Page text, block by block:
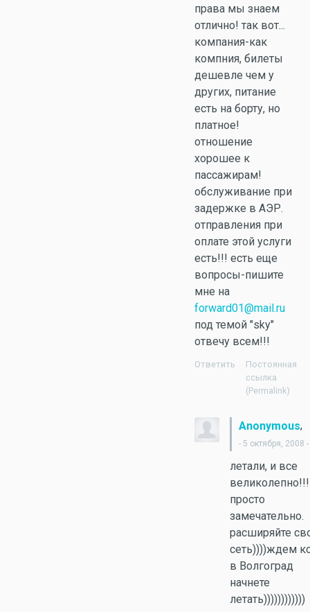
права мы знаем
отлично! так вот...
компания-как
компния, билеты
дешевле чем у
других, питание
есть на борту, но
платное!
отношение
хорошее к
пассажирам!
обслуживание при
задержке в АЭР.
отправления при
оплате этой услуги
есть!!! есть еще
вопросы-пишите
мне на
forward01@mail.ru
под темой "sky"
отвечу всем!!!
Ответить
Постоянная
ссылка
(Permalink)
Anonymous,
- 5 октября, 2008
летали, и все
просто
замечательно.
расширяйте
сеть))))ждем
в Волгоград
начнете
летать))))))))))))